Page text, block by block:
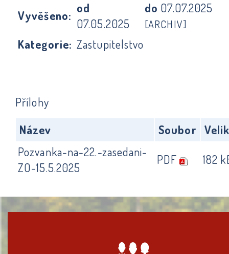
Vyvěšeno:
od
07.05.2025
do 07.07.2025
[ARCHIV]
Kategorie: Zastupitelstvo
Přílohy
Název
Soubor
Pozvanka-na-22.-zasedani-
ZO-15.5.2025
PDF 182